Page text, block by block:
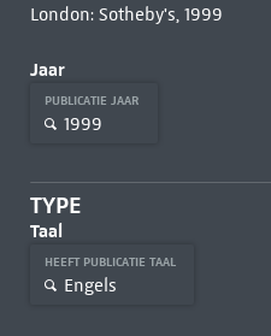
London: Sotheby's, 1999
Jaar
PUBLICATIE JAAR
1999
TYPE
Taal
HEEFT PUBLICATIE TAAL
Engels